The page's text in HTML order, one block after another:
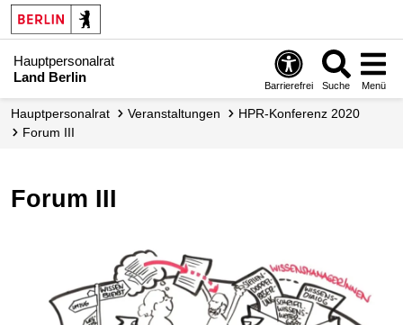
Hauptpersonalrat
Land Berlin
Barrierefrei Suche Menü
Hauptpersonalrat Veranstaltungen
HPR-Konferenz 2020
Forum III
Forum III